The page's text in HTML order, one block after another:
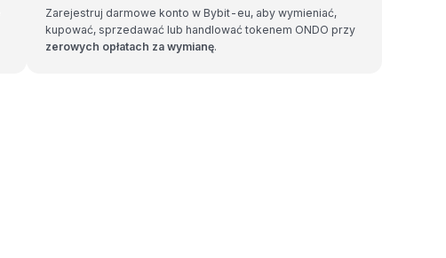
Zarejestruj darmowe konto w Bybit-eu, aby wymieniać,
kupować, sprzedawać lub handlować tokenem ONDO przy
zerowych opłatach za wymianę.